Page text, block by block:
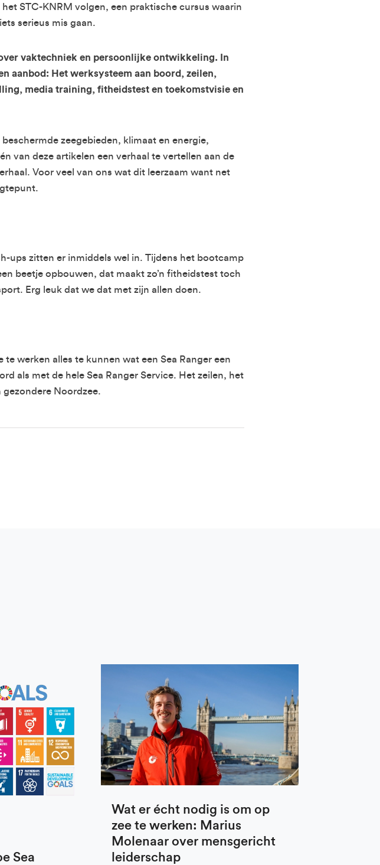
STC-KNRM volgen, een praktische cursus waarin
serieus mis gaan.
vaktechniek en persoonlijke ontwikkeling. In
aanbod: Het werksysteem aan boord, zeilen,
media training, fitheidstest en toekomstvisie en
zeegebieden, klimaat en energie,
van deze artikelen een verhaal te vertellen aan de
Voor veel van ons wat dit leerzaam want net
ups zitten er inmiddels wel in. Tijdens het bootcamp
beetje opbouwen, dat maakt zo’n fitheidstest toch
Erg leuk dat we dat met zijn allen doen.
werken alles te kunnen wat een Sea Ranger een
als met de hele Sea Ranger Service. Het zeilen, het
Noordzee.
Sea
Wat er écht nodig is om op
zee te werken: Marius
Molenaar over mensgericht
leiderschap